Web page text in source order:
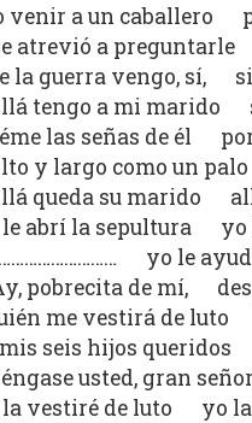
venir a un caballero
atrevió a
la guerra vengo, sí,
tengo a mi marido
las señas de él
y largo como un
queda su marido
abrí la sepultura yo
yo le
pobrecita de mí,
me vestirá de luto
seis hijos queridos
usted, gran
vestiré de luto yo la